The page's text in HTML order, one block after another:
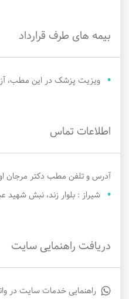
بیمه های طرف قرارداد
ویزیت پزشک در این مطب،
اطلاعات تماس
آدرس و تلفن مطب دکتر مرجان
شیراز : بلوار زند، نبش شهید
دریافت راهنمایی سایت
راهنمایی خدمات سایت در